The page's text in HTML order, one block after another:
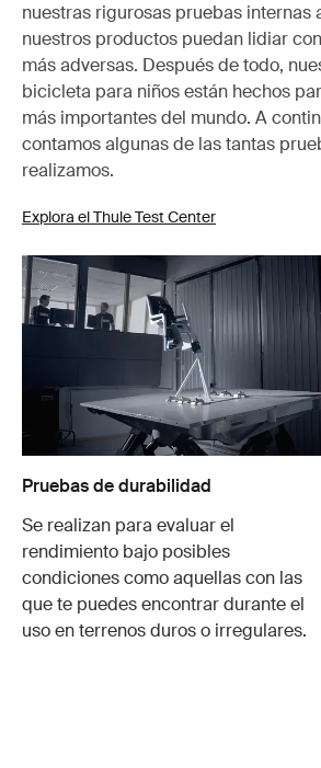
nuestras rigurosas pruebas internas
nuestros productos puedan lidiar
más adversas. Después de todo,
bicicleta para niños están hechos
más importantes del mundo. A
contamos algunas de las tantas
realizamos.
Explora el Thule Test Center
Pruebas de durabilidad
Se realizan para evaluar el
rendimiento bajo posibles
condiciones como aquellas con las
que te puedes encontrar durante el
uso en terrenos duros o irregulares.